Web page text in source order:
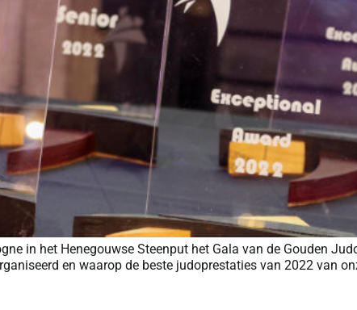
in het Henegouwse Steenput het Gala van de Gouden
en waarop de beste judoprestaties van 2022 van